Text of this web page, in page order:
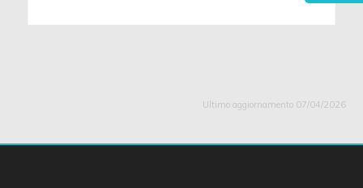
Ultimo aggiornamento 07/04/2026